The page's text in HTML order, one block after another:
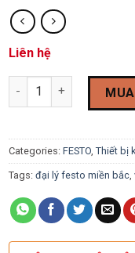
Liên hệ
Van Gạt Tay Festo SV-
Categories: FESTO, Thiết bị
Tags: đại lý festo miền bắc,